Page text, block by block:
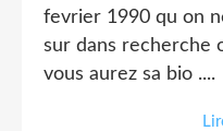
fevrier 1990 qu on
sur dans recherche
vous aurez sa bio ....